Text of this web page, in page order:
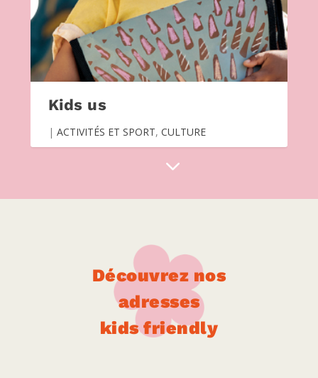
Kids us
| ACTIVITÉS ET SPORT, CULTURE
Découvrez nos
adresses
kids friendly